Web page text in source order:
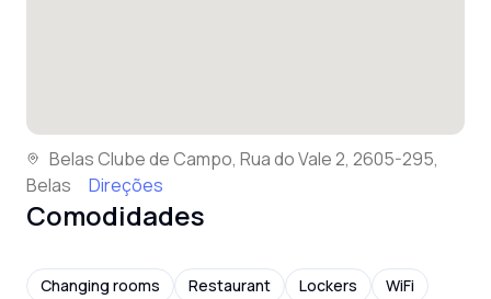
Belas Clube de Campo, Rua do Vale 2, 2605-295,
Belas
Direções
Comodidades
Changing rooms Restaurant Lockers
WiFi